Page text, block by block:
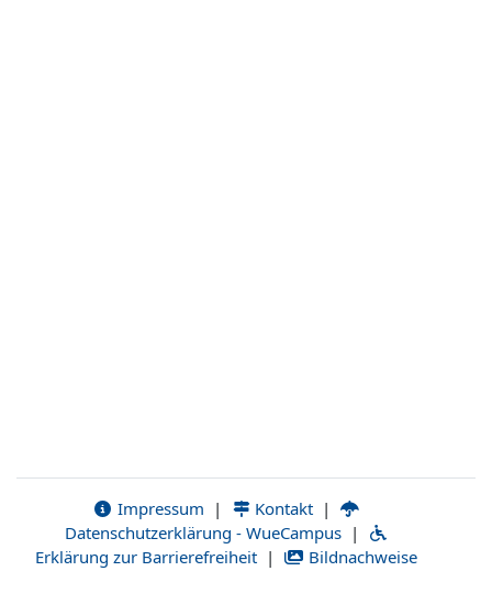
Impressum | Kontakt |
Datenschutzerklärung - WueCampus |
Erklärung zur Barrierefreiheit | Bildnachweise